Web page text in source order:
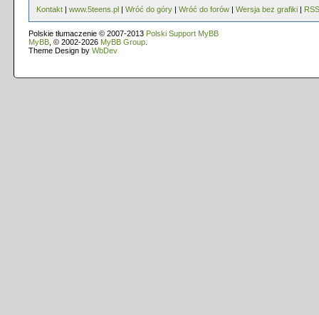
Kontakt | www.5teens.pl | Wróć do góry | Wróć do forów | Wersja bez grafiki | RSS
Polskie tłumaczenie © 2007-2013 Polski Support MyBB
MyBB , © 2002-2026 MyBB Group
Theme Design by WbDev